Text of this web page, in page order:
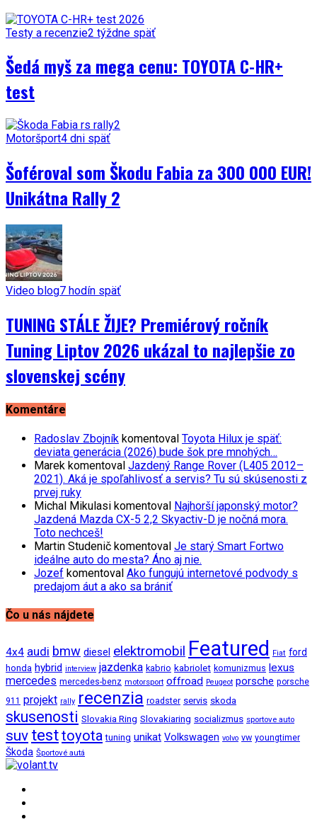
Testy a recenzie2 týždne späť
Šedá myš za mega cenu: TOYOTA C-HR+
test
Motoršport4 dni späť
Šoféroval som Škodu Fabia za 300 000 EUR!
Unikátna Rally 2
Video blog7 hodín späť
TUNING STÁLE ŽIJE? Premiérový ročník
Tuning Liptov 2026 ukázal to najlepšie zo
slovenskej scény
Komentáre
Radoslav Zbojník komentoval Toyota Hilux je späť:
deviata generácia (2026) bude šok pre mnohých…
Marek komentoval Jazdený Range Rover (L405 2012–
2021). Aká je spoľahlivosť a servis? Tu sú skúsenosti z
prvej ruky
Michal Mikulasi komentoval Najhorší japonský motor?
Jazdená Mazda CX-5 2,2 Skyactiv-D je nočná mora.
Toto nechceš!
Martin Studenič komentoval Je starý Smart Fortwo
ideálne auto do mesta? Áno aj nie.
Jozef komentoval Ako fungujú internetové podvody s
predajom áut a ako sa brániť
Čo u nás nájdete
4x4 audi bmw diesel elektromobil Featured Fiat ford
honda hybrid interview jazdenka kabrio kabriolet komunizmus lexus
mercedes mercedes-benz motorsport offroad Peugeot porsche porsche
911 projekt rally recenzia roadster servis skoda
skusenosti Slovakia Ring Slovakiaring socializmus sportove auto
suv testtoyota tuning unikat Volkswagen volvo vw youngtimer
Škoda Športové autá